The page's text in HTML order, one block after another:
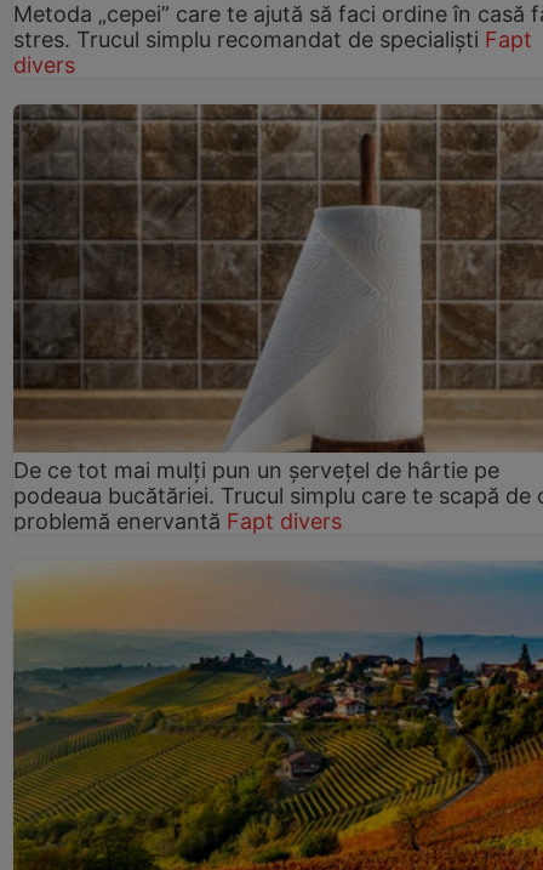
Metoda „cepei” care te ajută să faci ordine în casă
stres. Trucul simplu recomandat de specialiști Fapt
divers
De ce tot mai mulți pun un șervețel de hârtie pe
podeaua bucătăriei. Trucul simplu care te scapă de
problemă enervantă Fapt divers